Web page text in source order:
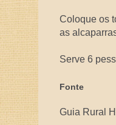
Coloque os
as
Serve 6
Fonte
Guia Rural